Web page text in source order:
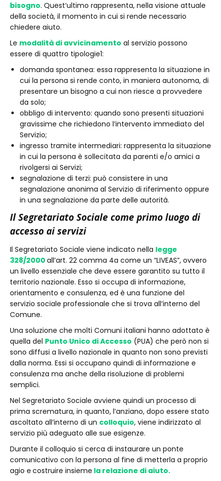
bisogno. Quest’ultimo rappresenta, nella visione attuale
della società, il momento in cui si rende necessario
chiedere aiuto.
Le modalità di avvicinamento al servizio possono
essere di quattro tipologie1:
domanda spontanea: essa rappresenta la situazione in
cui la persona si rende conto, in maniera autonoma, di
presentare un bisogno a cui non riesce a provvedere
da solo;
obbligo di intervento: quando sono presenti situazioni
gravissime che richiedono l’intervento immediato del
Servizio;
ingresso tramite intermediari: rappresenta la situazione
in cui la persona è sollecitata da parenti e/o amici a
rivolgersi ai Servizi;
segnalazione di terzi: può consistere in una
segnalazione anonima al Servizio di riferimento oppure
in una segnalazione da parte delle autorità.
Il Segretariato Sociale come primo luogo di
accesso ai servizi
Il Segretariato Sociale viene indicato nella legge
328/2000 all’art. 22 comma 4a come un “LIVEAS”, ovvero
un livello essenziale che deve essere garantito su tutto il
territorio nazionale. Esso si occupa di informazione,
orientamento e consulenza, ed è una funzione del
servizio sociale professionale che si trova all’interno del
Comune.
Una soluzione che molti Comuni italiani hanno adottato è
quella del Punto Unico di Accesso (PUA) che però non si
sono diffusi a livello nazionale in quanto non sono previsti
dalla norma. Essi si occupano quindi di informazione e
consulenza ma anche della risoluzione di problemi
semplici.
Nel Segretariato Sociale avviene quindi un processo di
prima scrematura, in quanto, l’anziano, dopo essere stato
ascoltato all’interno di un colloquio, viene indirizzato al
servizio più adeguato alle sue esigenze.
Durante il colloquio si cerca di instaurare un ponte
comunicativo con la persona al fine di metterla a proprio
agio e costruire insieme la relazione di aiuto.